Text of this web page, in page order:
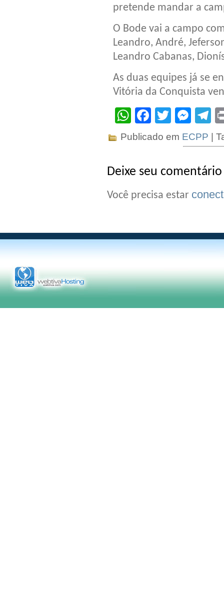
pretende mandar a
O Bode vai a campo
Leandro, André,
Leandro Cabanas,
As duas equipes já se
Vitória da Conquista
WhatsApp
Facebook
Twitter
Publicado em ECPP |
Deixe seu comentário
Você precisa estar